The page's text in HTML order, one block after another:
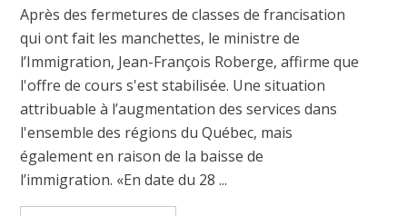
Après des fermetures de classes de francisation
qui ont fait les manchettes, le ministre de
l’Immigration, Jean-François Roberge, affirme que
l'offre de cours s'est stabilisée. Une situation
attribuable à l’augmentation des services dans
l'ensemble des régions du Québec, mais
également en raison de la baisse de
l’immigration. «En date du 28 ...